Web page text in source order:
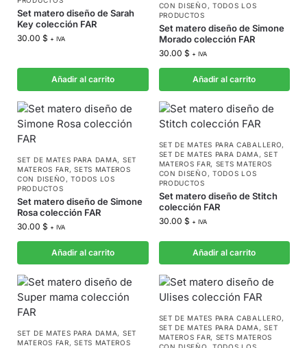
Set matero diseño de Sarah
Key colección FAR
30.00 $ + IVA
Añadir al carrito
CON DISEÑO , TODOS LOS
PRODUCTOS
Set matero diseño de Simone
Morado colección FAR
30.00 $ + IVA
Añadir al carrito
SET DE MATES PARA DAMA, SET
MATEROS FAR,SETS MATEROS
CON DISEÑO ,TODOS LOS
PRODUCTOS
Set matero diseño de Simone
Rosa colección FAR
30.00 $ + IVA
Añadir al carrito
SET DE MATES PARA CABALLERO,
SET DE MATES PARA DAMA ,SET
MATEROS FAR, SETS MATEROS
CON DISEÑO , TODOS LOS
PRODUCTOS
Set matero diseño de Stitch
colección FAR
30.00 $ + IVA
Añadir al carrito
SET DE MATES PARA DAMA, SET
MATEROS FAR,SETS MATEROS
SET DE MATES PARA CABALLERO,
SET DE MATES PARA DAMA ,SET
MATEROS FAR, SETS MATEROS